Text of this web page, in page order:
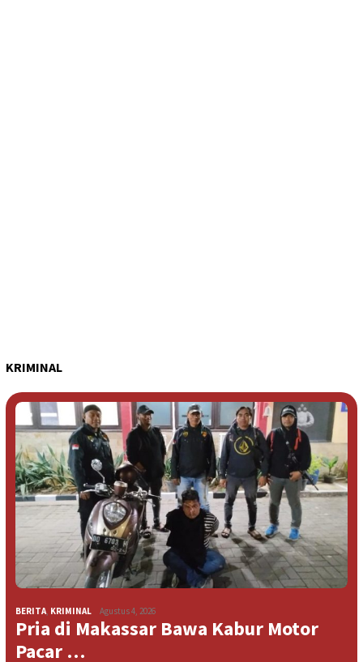
KRIMINAL
BERITA KRIMINAL Agustus 4, 2026
Pria di Makassar Bawa Kabur Motor
Pacar …